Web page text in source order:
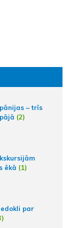
– trīs
(2)
ēkā (1)
par